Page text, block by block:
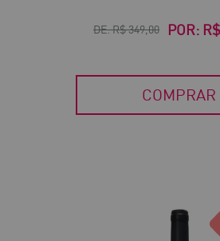
DE:R$ 349,00 POR:
COMPRAR